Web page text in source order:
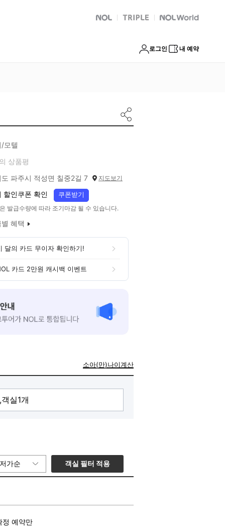
NOL 트리플 Global Interpark
로그인 내 예약
/모텔
의 상품평
도 파주시 적성면 칠중2길 7 지도보기
할인쿠폰 확인 쿠폰받기
발급수량에 따라 조기마감 될 수 있습니다.
혜택
달의 카드 무이자 확인하기!
카드 2만원 캐시백 이벤트
소아(만)나이계산
가순 객실 필터 적용
정 예약만